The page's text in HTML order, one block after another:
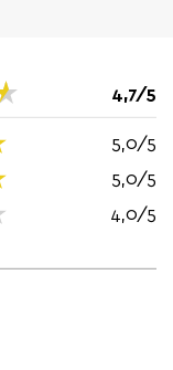
4,7/5
5,0/5
5,0/5
4,0/5